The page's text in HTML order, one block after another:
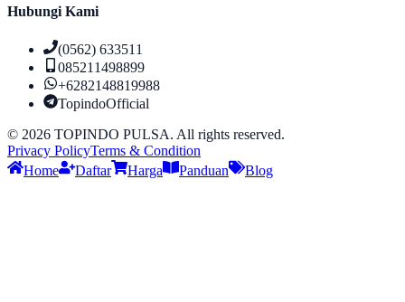
Hubungi Kami
(0562) 633511
085211498899
+6282148819988
TopindoOfficial
© 2026 TOPINDO PULSA. All rights reserved.
Privacy PolicyTerms & Condition
Home
Daftar Harga Panduan Blog